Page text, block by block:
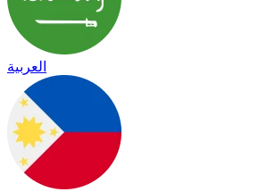
العربية